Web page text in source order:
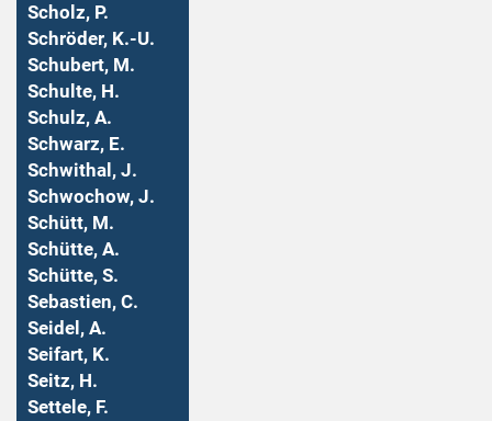
Scholz, P.
Schröder, K.-U.
Schubert, M.
Schulte, H.
Schulz, A.
Schwarz, E.
Schwithal, J.
Schwochow, J.
Schütt, M.
Schütte, A.
Schütte, S.
Sebastien, C.
Seidel, A.
Seifart, K.
Seitz, H.
Settele, F.